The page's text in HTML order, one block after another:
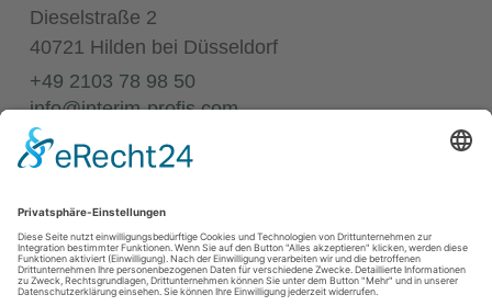
Dieselstraße 2
40721 Hilden bei Düsseldorf
+49 2103 78 98 50
info@interim-profis.com
Impressum
Kontakt
68Bewertungen auf ProvenExpert.com